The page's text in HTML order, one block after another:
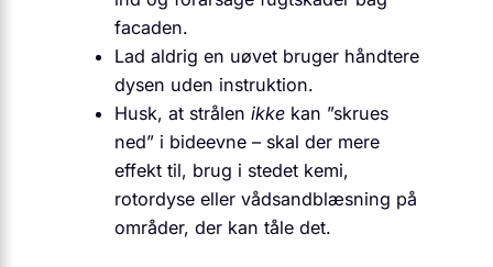
facaden.
Lad aldrig en uøvet bruger håndtere
dysen uden instruktion.
Husk, at strålen ikke kan ”skrues
ned” i bideevne – skal der mere
effekt til, brug i stedet kemi,
rotordyse eller vådsandblæsning på
områder, der kan tåle det.